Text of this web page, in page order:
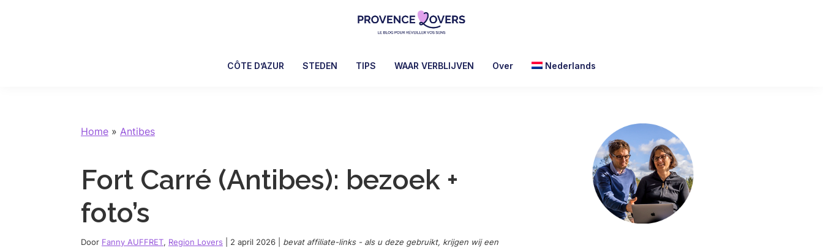
Lovers
zintuigen
blog
van
Manu
CÔTE D’AZUR STEDEN TIPS WAAR VERBLIJVEN Over Nederlands
Home » Antibes
Fort Carré (Antibes): bezoek +
foto’s
Door Fanny AUFFRET, Region Lovers 2 april 2026
bevat affiliate-links - als u deze gebruikt, krijgen wij een
Primary
Sidebar